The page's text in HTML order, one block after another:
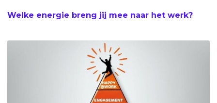
Welke energie breng jij mee naar het werk?